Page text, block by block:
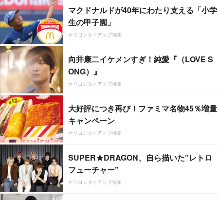
マクドナルドが40年にわたり支える「小学
生の甲子園」
オリコンタイアップ特集
向井康二イケメンすぎ！純愛『（LOVE S
ONG）』
オリコンタイアップ特集
大好評につき再び！ファミマ名物45％増量
キャンペーン
オリコンタイアップ特集
SUPER★DRAGON、自ら描いた”レトロ
フューチャー”
オリコンタイアップ特集